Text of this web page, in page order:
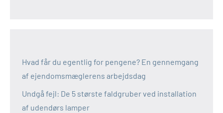
Hvad får du egentlig for pengene? En gennemgang
af ejendomsmæglerens arbejdsdag
Undgå fejl: De 5 største faldgruber ved installation
af udendørs lamper